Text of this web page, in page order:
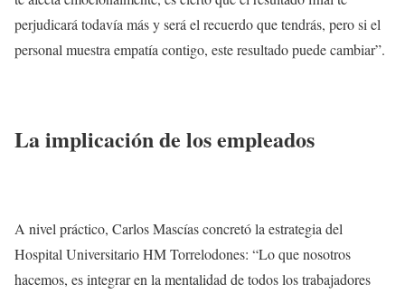
perjudicará todavía más y será el recuerdo que tendrás, pero si el
personal muestra empatía contigo, este resultado puede cambiar”.
La implicación de los empleados
A nivel práctico, Carlos Mascías concretó la estrategia del
Hospital Universitario HM Torrelodones: “Lo que nosotros
hacemos, es integrar en la mentalidad de todos los trabajadores